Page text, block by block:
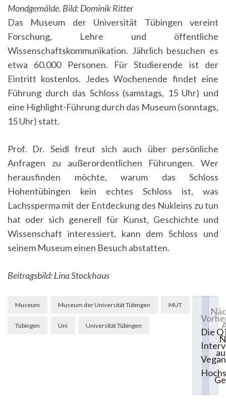
Mondgemälde. Bild: Dominik Ritter
Das Museum der Universität Tübingen vereint
Forschung, Lehre und öffentliche
Wissenschaftskommunikation. Jährlich besuchen es
etwa 60.000 Personen. Für Studierende ist der
Eintritt kostenlos. Jedes Wochenende findet eine
Führung durch das Schloss (samstags, 15 Uhr) und
eine Highlight-Führung durch das Museum (sonntags,
15 Uhr) statt.
Prof. Dr. Seidl freut sich auch über persönliche
Anfragen zu außerordentlichen Führungen. Wer
herausfinden möchte, warum das Schloss
Hohentübingen kein echtes Schloss ist, was
Lachssperma mit der Entdeckung des Nukleins zu tun
hat oder sich generell für Kunst, Geschichte und
Wissenschaft interessiert, kann dem Schloss und
seinem Museum einen Besuch abstatten.
Beitragsbild: Lina Stockhaus
Museum Museum der Universität Tübingen MUT
Tübingen Uni Universität Tübingen
Beitragsnavigation
Die